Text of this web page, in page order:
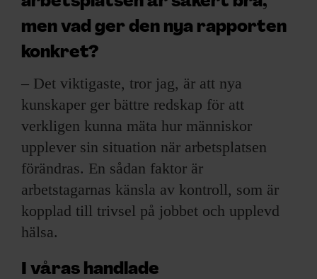
men vad ger den nya rapporten
konkret?
– Det viktigaste, tror jag, är att nya
kunskaper ger bättre redskap för att
verkligen kunna mäta hur människor
upplever sin situation när arbetsplatsen
förändras. En sådan faktor är
arbetstagarnas känsla av kontroll, som är
kopplad till trivsel på jobbet och upplevd
hälsa.
I våras handlade